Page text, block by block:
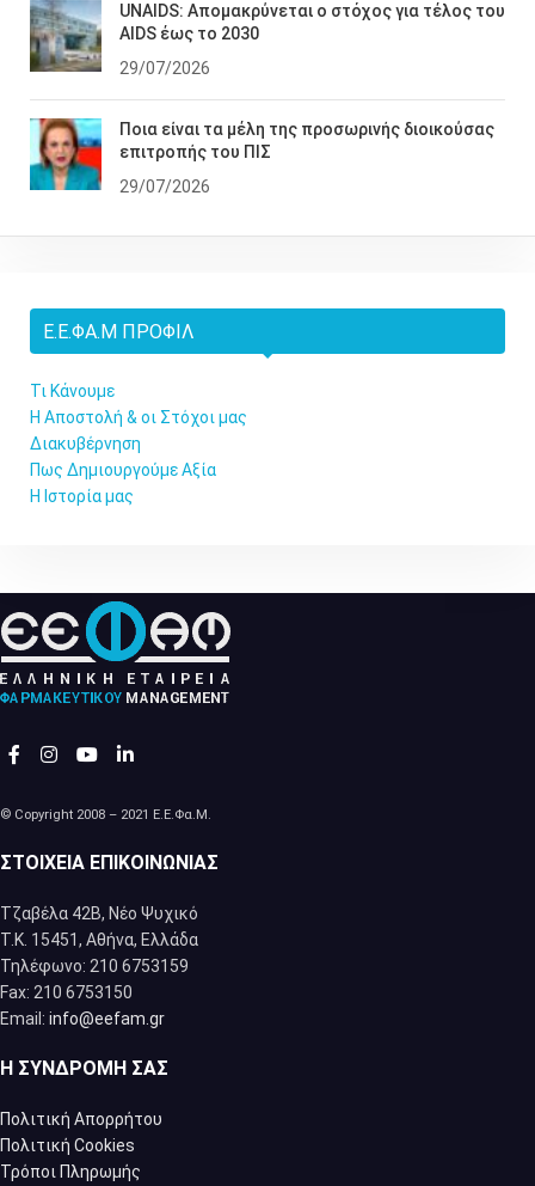
UNAIDS: Απομακρύνεται ο στόχος για τέλος του
AIDS έως το 2030
29/07/2026
Ποια είναι τα μέλη της προσωρινής διοικούσας
επιτροπής του ΠΙΣ
29/07/2026
Ε.Ε.ΦΑ.Μ ΠΡΟΦΊΛ
Τι Κάνουμε
Η Αποστολή & οι Στόχοι μας
Διακυβέρνηση
Πως Δημιουργούμε Αξία
Η Ιστορία μας
© Copyright 2008 – 2021 Ε.Ε.Φα.Μ.
ΣΤΟΙΧΕΊΑ ΕΠΙΚΟΙΝΩΝΊΑΣ
Τζαβέλα 42Β, Νέο Ψυχικό
Τ.Κ. 15451, Αθήνα, Eλλάδα
Τηλέφωνο: 210 6753159
Fax: 210 6753150
Email: info@eefam.gr
Η ΣΥΝΔΡΟΜΉ ΣΑΣ
Πολιτική Απορρήτου
Πολιτική Cookies
Τρόποι Πληρωμής